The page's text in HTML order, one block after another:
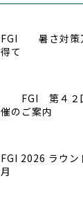
FGI 暑さ対策
得て
FGI 第４２
催のご案内
FGI 2026 ラウ
月